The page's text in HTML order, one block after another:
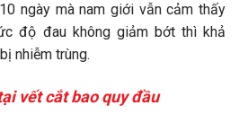
ngày mà nam giới vẫn cảm thấy
độ đau không giảm bớt thì khả
nhiễm trùng.
vết cắt bao quy đầu